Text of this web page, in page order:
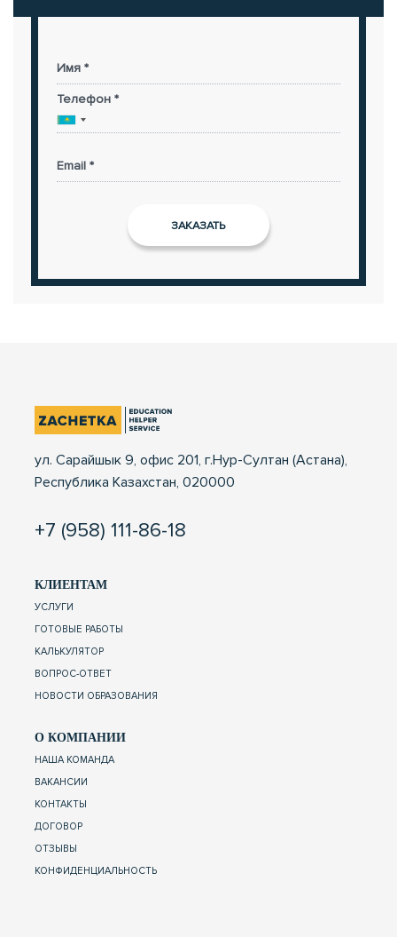
Имя *
Телефон *
Email *
ул. Сарайшык 9, офис 201, г.Нур-Султан (Астана),
Республика Казахстан, 020000
+7 (958) 111-86-18
КЛИЕНТАМ
УСЛУГИ
ГОТОВЫЕ РАБОТЫ
КАЛЬКУЛЯТОР
ВОПРОС-ОТВЕТ
НОВОСТИ ОБРАЗОВАНИЯ
О КОМПАНИИ
НАША КОМАНДА
ВАКАНСИИ
КОНТАКТЫ
ДОГОВОР
ОТЗЫВЫ
КОНФИДЕНЦИАЛЬНОСТЬ